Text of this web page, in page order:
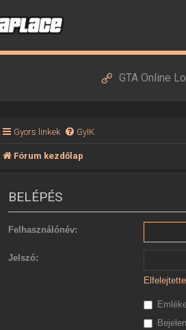
GTA Online
Gyors linkek GyIK
Fórum kezdőlap
BELÉPÉS
Felhasználónév:
Jelszó: